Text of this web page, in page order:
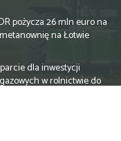
pożycza 26 mln euro na
na Łotwie
dla inwestycji
w rolnictwie do